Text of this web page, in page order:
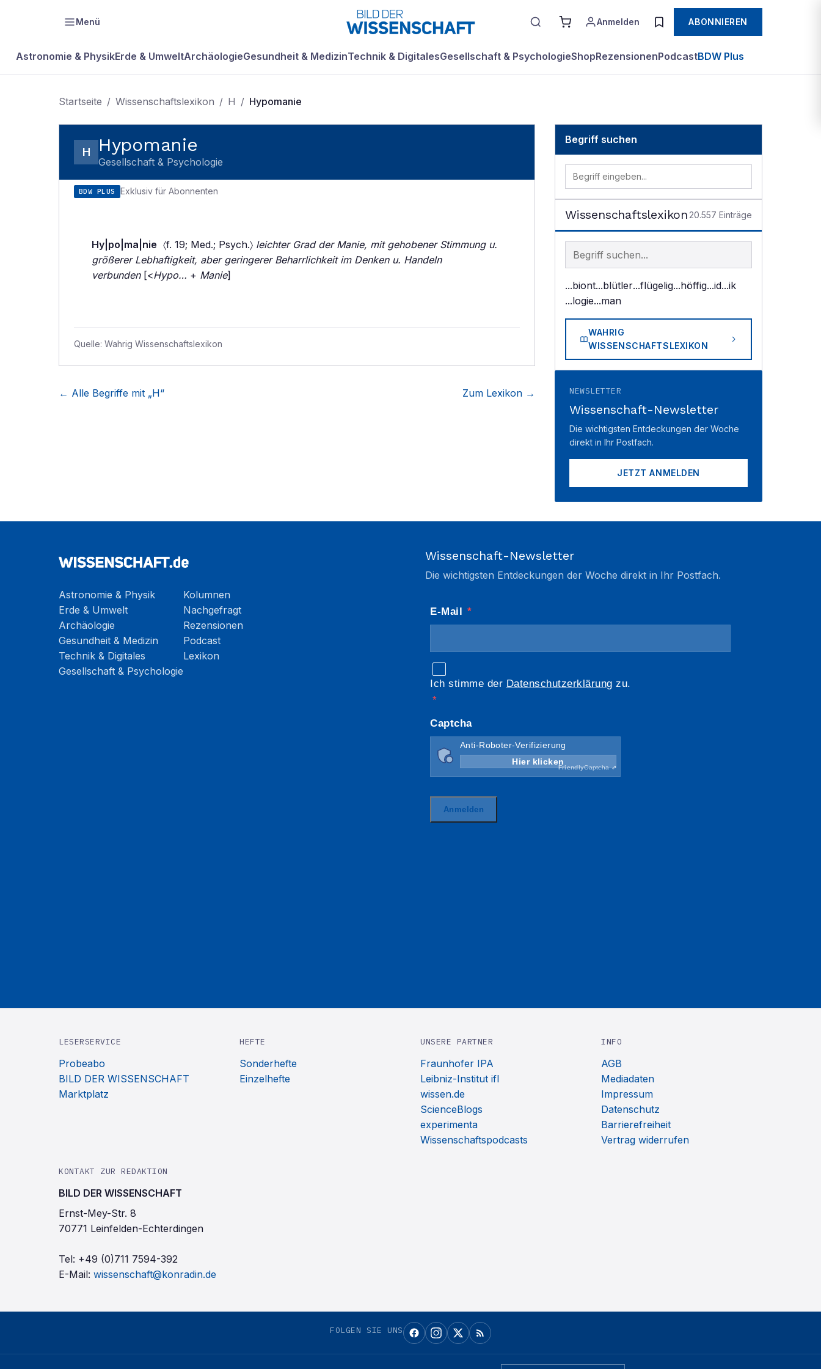
Menü Anmelden ABONNIEREN
Astronomie & PhysikErde & UmweltArchäologieGesundheit & MedizinTechnik & DigitalesGesellschaft & PsychologieShopRezensionenPodcastBDW Plus
Startseite / Wissenschaftslexikon / H / Hypomanie
H Hypomanie
Gesellschaft & Psychologie
BDW PLUS Exklusiv für Abonnenten
Hy|po|ma|nie 〈f. 19; Med.; Psych.〉 leichter Grad der Manie, mit gehobener Stimmung u.
größerer Lebhaftigkeit, aber geringerer Beharrlichkeit im Denken u. Handeln
verbunden[<Hypo… + Manie]
Quelle: Wahrig Wissenschaftslexikon
← Alle Begriffe mit „H“ Zum Lexikon →
Begriff suchen
Wissenschaftslexikon 20.557 Einträge
Begriff im Lexikon suchen
...biont...blütler...flügelig...höffig...id...ik
...logie...man
WAHRIG
WISSENSCHAFTSLEXIKON
NEWSLETTER
Wissenschaft-Newsletter
Die wichtigsten Entdeckungen der Woche
direkt in Ihr Postfach.
JETZT ANMELDEN
Astronomie & Physik
Erde & Umwelt
Archäologie
Gesundheit & Medizin
Technik & Digitales
Gesellschaft & Psychologie
Kolumnen
Nachgefragt
Rezensionen
Podcast
Lexikon
Wissenschaft-Newsletter
Die wichtigsten Entdeckungen der Woche direkt in Ihr Postfach.
LESERSERVICE
Probeabo
BILD DER WISSENSCHAFT
Marktplatz
HEFTE
Sonderhefte
Einzelhefte
UNSERE PARTNER
Fraunhofer IPA
Leibniz-Institut ifl
wissen.de
ScienceBlogs
experimenta
Wissenschaftspodcasts
INFO
AGB
Mediadaten
Impressum
Datenschutz
Barrierefreiheit
Vertrag widerrufen
KONTAKT ZUR REDAKTION
BILD DER WISSENSCHAFT
Ernst-Mey-Str. 8
70771 Leinfelden-Echterdingen
Tel: +49 (0)711 7594-392
E-Mail: wissenschaft@konradin.de
FOLGEN SIE UNS